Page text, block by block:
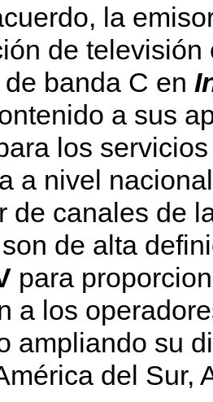
la
de
banda C en
a sus
los
a nivel
de canales de
de alta
para
a los
ampliando su
del Sur,